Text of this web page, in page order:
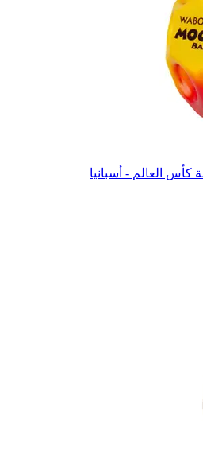
العالم - أسبانيا